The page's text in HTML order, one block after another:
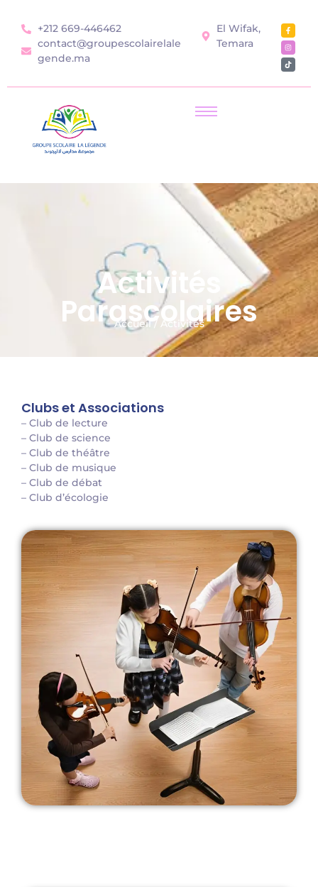
+212 669-446462
contact@groupescolairelale
gende.ma
El Wifak,
Temara
Activités
Parascolaires
Accueil / Activités
Clubs et Associations
– Club de lecture
– Club de science
– Club de théâtre
– Club de musique
– Club de débat
– Club d’écologie